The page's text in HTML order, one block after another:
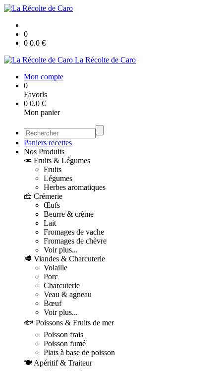
0
0 0.0 €
La Récolte de Caro
Mon compte
0
Favoris
0 0.0 €
Mon panier
Paniers recettes
Nos Produits
🥕 Fruits & Légumes
Fruits
Légumes
Herbes aromatiques
🧀 Crémerie
Œufs
Beurre & crème
Lait
Fromages de vache
Fromages de chèvre
Voir plus...
🥩 Viandes & Charcuterie
Volaille
Porc
Charcuterie
Veau & agneau
Bœuf
Voir plus...
🐟 Poissons & Fruits de mer
Poisson frais
Poisson fumé
Plats à base de poisson
🍽️ Apéritif & Traiteur